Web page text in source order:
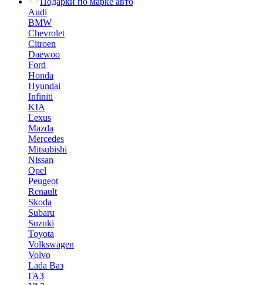
Audi
BMW
Chevrolet
Citroen
Daewoo
Ford
Honda
Hyundai
Infiniti
KIA
Lexus
Mazda
Mercedes
Mitsubishi
Nissan
Opel
Peugeot
Renault
Skoda
Subaru
Suzuki
Toyota
Volkswagen
Volvo
Lada Ваз
ГАЗ